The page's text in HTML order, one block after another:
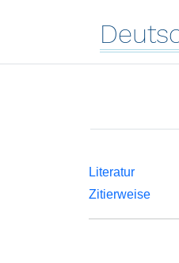
Literatur
Zitierweise